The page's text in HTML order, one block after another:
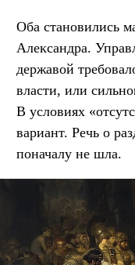
Оба становились
Александра.
державой
власти, или
В условиях
вариант. Речь о
поначалу не шла.